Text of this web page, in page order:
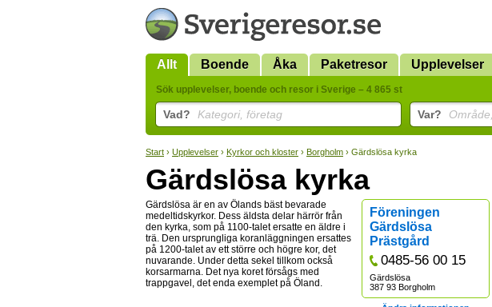
Allt Boende Åka Paketresor Upplevelser
Sök upplevelser, boende och resor i Sverige – 4 865 st
Vad? Kategori, företag Var?
Start › Upplevelser › Kyrkor och kloster › Borgholm › Gärdslösa kyrka
Gärdslösa kyrka
Föreningen
Gärdslösa
Prästgård
0485-56 00 15
Gärdslösa
387 93 Borgholm
Gärdslösa är en av Ölands bäst bevarade
medeltidskyrkor. Dess äldsta delar härrör från
den kyrka, som på 1100-talet ersatte en äldre i
trä. Den ursprungliga koranläggningen ersattes
på 1200-talet av ett större och högre kor, det
nuvarande. Under detta sekel tillkom också
korsarmarna. Det nya koret försågs med
trappgavel, det enda exemplet på Öland.